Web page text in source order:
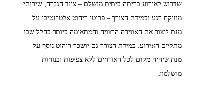
שדרוש לאירוע בריתה ביתית מושלם – ציוד הגברה, שירותי
מוזיקת רגע ובמידת הצורך – פריטי ריהוט אלטרנטיבי על
מנת ליצור את האווירה הרצויה והמתאימה ביותר בחלל שבו
מתקיים האירוע. במידת הצורך גם יושכר ריהוט נוסף על
מנת שיהיה מקום לכל האורחים ללא צפיפות ובנוחות
מושלמת.